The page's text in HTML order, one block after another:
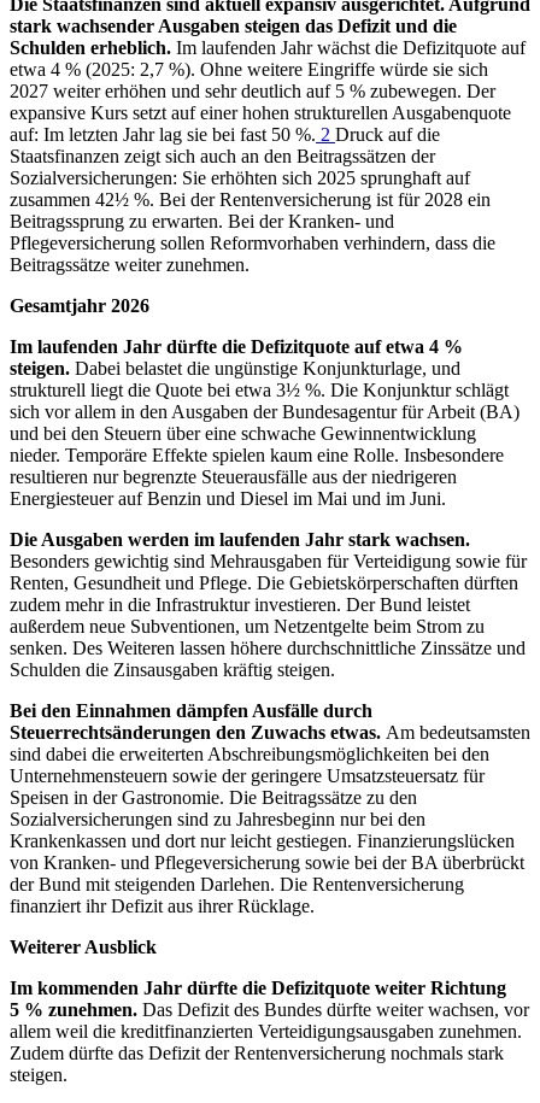
stark wachsender Ausgaben steigen das Defizit und die
Schulden erheblich. Im laufenden Jahr wächst die Defizitquote auf
etwa 4 % (2025: 2,7 %). Ohne weitere Eingriffe würde sie sich
2027 weiter erhöhen und sehr deutlich auf 5 % zubewegen. Der
expansive Kurs setzt auf einer hohen strukturellen Ausgabenquote
auf: Im letzten Jahr lag sie bei fast 50 %. 2 Druck auf die
Staatsfinanzen zeigt sich auch an den Beitragssätzen der
Sozialversicherungen: Sie erhöhten sich 2025 sprunghaft auf
zusammen 42½ %. Bei der Rentenversicherung ist für 2028 ein
Beitragssprung zu erwarten. Bei der Kranken- und
Pflegeversicherung sollen Reformvorhaben verhindern, dass die
Beitragssätze weiter zunehmen.
Gesamtjahr 2026
Im laufenden Jahr dürfte die Defizitquote auf etwa 4 %
steigen. Dabei belastet die ungünstige Konjunkturlage, und
strukturell liegt die Quote bei etwa 3½ %. Die Konjunktur schlägt
sich vor allem in den Ausgaben der Bundesagentur für Arbeit (BA)
und bei den Steuern über eine schwache Gewinnentwicklung
nieder. Temporäre Effekte spielen kaum eine Rolle. Insbesondere
resultieren nur begrenzte Steuerausfälle aus der niedrigeren
Energiesteuer auf Benzin und Diesel im Mai und im Juni.
Die Ausgaben werden im laufenden Jahr stark wachsen.
Besonders gewichtig sind Mehrausgaben für Verteidigung sowie für
Renten, Gesundheit und Pflege. Die Gebietskörperschaften dürften
zudem mehr in die Infrastruktur investieren. Der Bund leistet
außerdem neue Subventionen, um Netzentgelte beim Strom zu
senken. Des Weiteren lassen höhere durchschnittliche Zinssätze und
Schulden die Zinsausgaben kräftig steigen.
Bei den Einnahmen dämpfen Ausfälle durch
Steuerrechtsänderungen den Zuwachs etwas. Am bedeutsamsten
sind dabei die erweiterten Abschreibungsmöglichkeiten bei den
Unternehmensteuern sowie der geringere Umsatzsteuersatz für
Speisen in der Gastronomie. Die Beitragssätze zu den
Sozialversicherungen sind zu Jahresbeginn nur bei den
Krankenkassen und dort nur leicht gestiegen. Finanzierungslücken
von Kranken- und Pflegeversicherung sowie bei derBA überbrückt
der Bund mit steigenden Darlehen. Die Rentenversicherung
finanziert ihr Defizit aus ihrer Rücklage.
Weiterer Ausblick
Im kommenden Jahr dürfte die Defizitquote weiter Richtung
5 % zunehmen. Das Defizit des Bundes dürfte weiter wachsen, vor
allem weil die kreditfinanzierten Verteidigungsausgaben zunehmen.
Zudem dürfte das Defizit der Rentenversicherung nochmals stark
steigen.